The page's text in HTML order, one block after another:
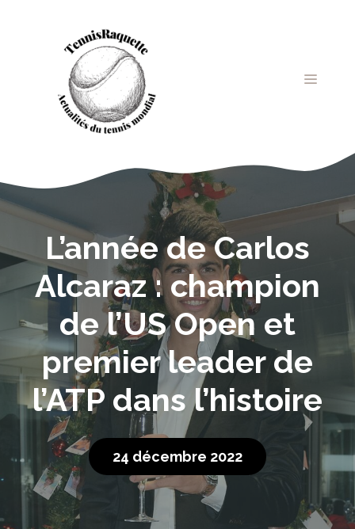
MENU
L’année de Carlos
Alcaraz : champion
de l’US Open et
premier leader de
l’ATP dans l’histoire
24 décembre 2022